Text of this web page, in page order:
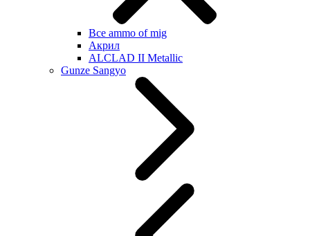
Все ammo of mig
Акрил
ALCLAD II Metallic
Gunze Sangyo